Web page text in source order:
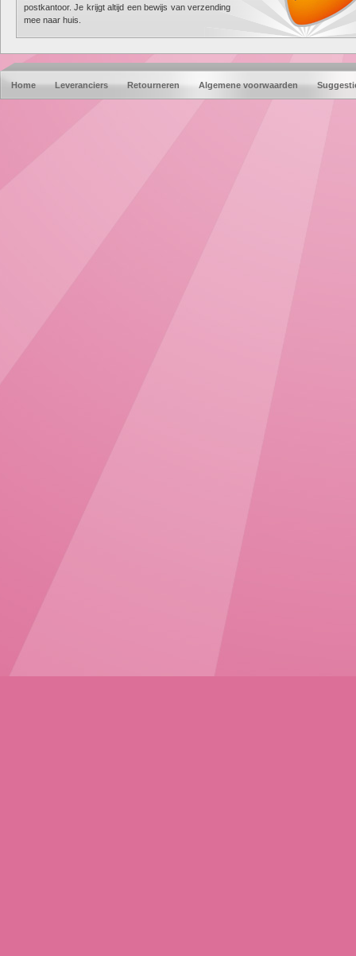
postkantoor. Je krijgt altijd een bewijs van verzending
mee naar huis.
Home Leveranciers Retourneren Algemene voorwaarden